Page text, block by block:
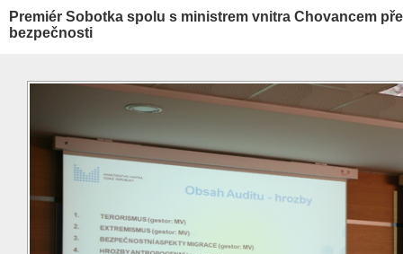
Premiér Sobotka spolu s ministrem vnitra Chovancem
bezpečnosti